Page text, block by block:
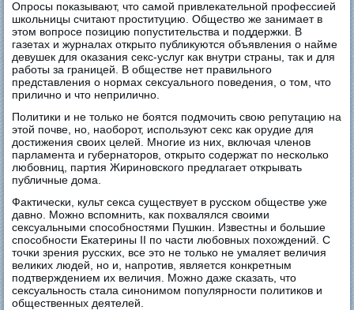
Опросы показывают, что самой привлекательной профессией
школьницы считают проституцию. Общество же занимает в
этом вопросе позицию попустительства и поддержки. В
газетах и журналах открыто публикуются объявления о найме
девушек для оказания секс-услуг как внутри страны, так и для
работы за границей. В обществе нет правильного
представления о нормах сексуального поведения, о том, что
прилично и что неприлично.
Политики и не только не боятся подмочить свою репутацию на
этой почве, но, наоборот, используют секс как орудие для
достижения своих целей. Многие из них, включая членов
парламента и губернаторов, открыто содержат по несколько
любовниц, партия Жириновского предлагает открывать
публичные дома.
Фактически, культ секса существует в русском обществе уже
давно. Можно вспомнить, как похвалялся своими
сексуальными способностями Пушкин. Известны и большие
способности Екатерины II по части любовных похождений. С
точки зрения русских, все это не только не умаляет величия
великих людей, но и, напротив, является конкретным
подтверждением их величия. Можно даже сказать, что
сексуальность стала синонимом популярности политиков и
общественных деятелей.